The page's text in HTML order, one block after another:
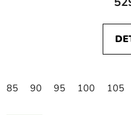
85 90 95 100 105